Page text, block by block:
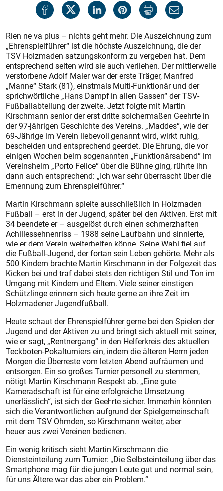
Rien ne va plus – nichts geht mehr. Die Auszeichnung zum
„Ehrenspielführer“ ist die höchste Auszeichnung, die der
TSV Holzmaden satzungskonform zu vergeben hat. Dem
entsprechend selten wird sie auch verliehen. Der mittlerweile
verstorbene Adolf Maier war der erste Träger, Manfred
„Manne“ Stark (81), einstmals Multi-Funktionär und der
sprichwörtliche „Hans Dampf in allen Gassen“ der TSV-
Fußballabteilung der zweite. Jetzt folgte mit Martin
Kirschmann senior der erst dritte solchermaßen Geehrte in
der 97-jährigen Geschichte des Vereins. „Maddes“, wie der
69-Jährige im Verein liebevoll genannt wird, wirkt ruhig,
bescheiden und entsprechend geerdet. Die Ehrung, die vor
einigen Wochen beim sogenannten „Funktionärsabend“ im
Vereinsheim „Porto Felice“ über die Bühne ging, rührte ihn
dann auch entsprechend: „Ich war sehr überrascht über die
Ernennung zum Ehrenspielführer.“
Martin Kirschmann spielte ausschließlich in Holzmaden
Fußball – erst in der Jugend, später bei den Aktiven. Erst mit
34 beendete er – ausgelöst durch einen schmerzhaften
Achillessehnenriss – 1988 seine Laufbahn und sinnierte,
wie er dem Verein weiterhelfen könne. Seine Wahl fiel auf
die Fußball-Jugend, der fortan sein Leben gehörte. Mehr als
500 Kindern brachte Martin Kirschmann in der Folgezeit das
Kicken bei und traf dabei stets den richtigen Stil und Ton im
Umgang mit Kindern und Eltern. Viele seiner einstigen
Schützlinge erinnern sich heute gerne an ihre Zeit im
Holzmadener Jugendfußball.
Heute schaut der Ehrenspielführer gerne bei den Spielen der
Jugend und der Aktiven zu und bringt sich aktuell mit seiner,
wie er sagt, „Rentnergang“ in den Helferkreis des aktuellen
Teckboten-Pokalturniers ein, indem die älteren Herrn jeden
Morgen die Überreste vom letzten Abend aufräumen und
entsorgen. Ein so großes Turnier personell zu stemmen,
nötigt Martin Kirschmann Respekt ab. „Eine gute
Kameradschaft ist für eine erfolgreiche Umsetzung
unerlässlich“, ist sich der Geehrte sicher. Immerhin könnten
sich die Verantwortlichen aufgrund der Spielgemeinschaft
mit dem TSV Ohmden, so Kirschmann weiter, aber
heuer aus zwei Vereinen bedienen.
Ein wenig kritisch sieht Martin Kirschmann die
Diensteinteilung zum Turnier: „Die Selbsteinteilung über das
Smartphone mag für die jungen Leute gut und normal sein,
für uns Ältere war das aber ein Problem.“